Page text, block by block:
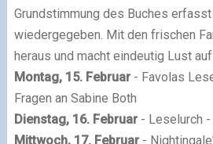
Grundstimmung des Buches
wiedergegeben. Mit den frischen
heraus und macht eindeutig Lust auf
Montag, 15. Februar- Favolas
Fragen an Sabine Both
Dienstag, 16. Februar - Leselurch
Mittwoch, 17. Februar-